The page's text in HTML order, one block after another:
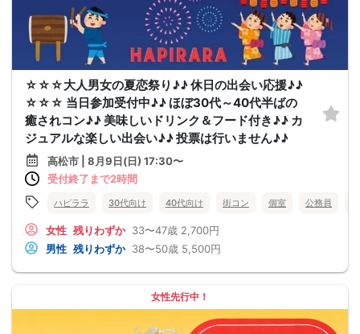
☆☆☆大人男女の夏恋祭り♪♪ 休日の出会い応援♪♪
☆☆☆ 当日参加受付中♪♪ ほぼ30代～40代半ばの
癒されコン♪♪ 美味しいドリンク＆フード付き♪♪ カ
ジュアルな楽しい出会い♪♪ 投票は行いません♪♪
高松市 | 8月9日(日) 17:30〜
受付終了まで2時間
ハピララ 30代向け 40代向け 街コン 個室 公務員
女性 残りわずか 33〜47歳 2,700円
男性 残りわずか 38〜50歳 5,500円
女性先行中！